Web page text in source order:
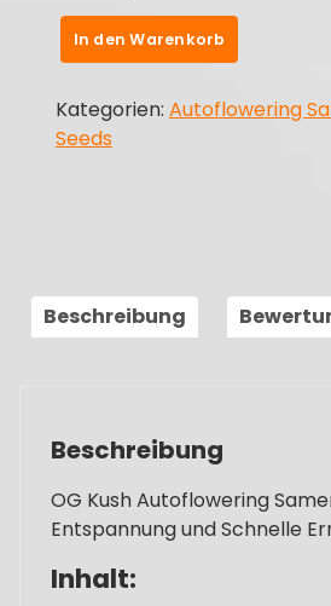
OG
Kush
Samen
Menge
In den Warenkorb
Kategorien: Autoflowering
Seeds
Beschreibung
Beschreibung
OG Kush Autoflowering
Entspannung und Schnelle
Inhalt: